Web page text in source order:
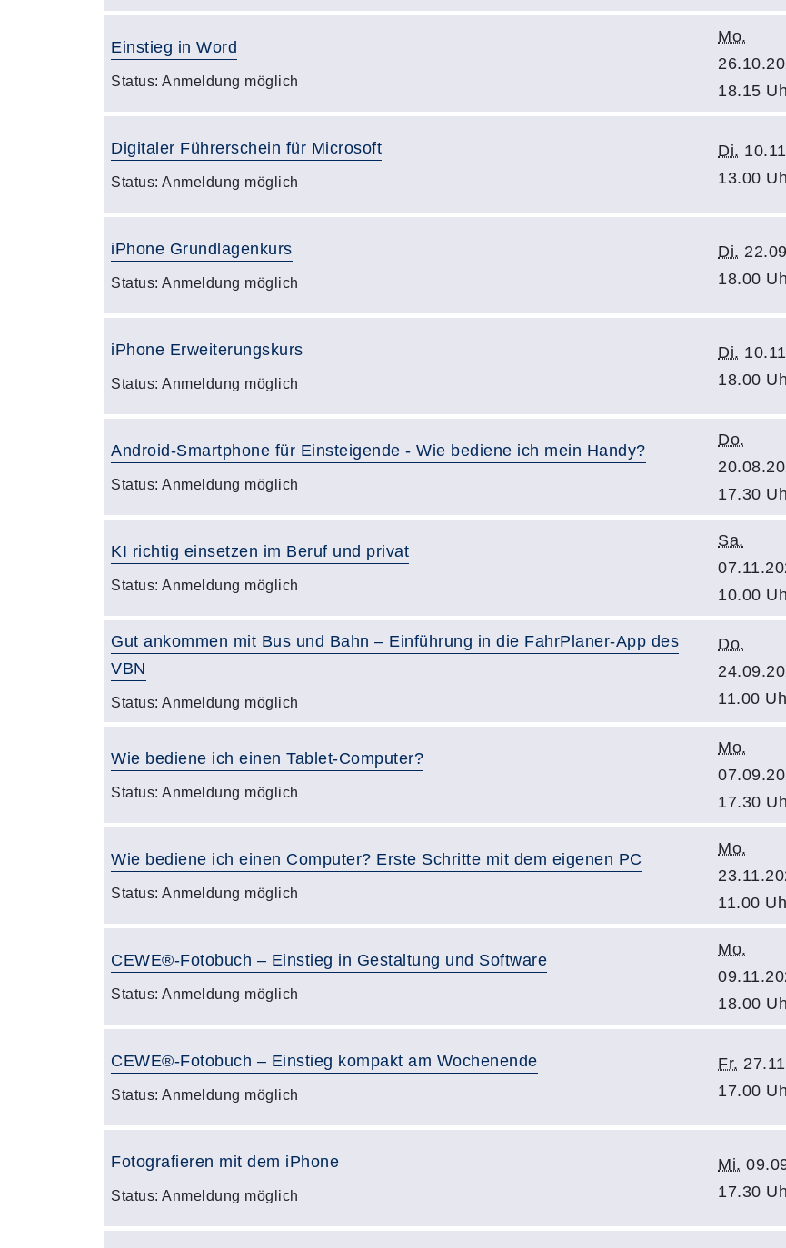
Einstieg in Word
Status: Anmeldung möglich
Mo.
18.15
Digitaler Führerschein für Microsoft
Status: Anmeldung möglich
Di.
13.00
iPhone Grundlagenkurs
Status: Anmeldung möglich
Di.
18.00
iPhone Erweiterungskurs
Status: Anmeldung möglich
Di.
18.00
Android-Smartphone für Einsteigende - Wie bediene ich mein Handy?
Status: Anmeldung möglich
Do.
17.30
KI richtig einsetzen im Beruf und privat
Status: Anmeldung möglich
Sa.
10.00
Gut ankommen mit Bus und Bahn – Einführung in die FahrPlaner-App des
VBN
Status: Anmeldung möglich
Do.
11.00
Wie bediene ich einen Tablet-Computer?
Status: Anmeldung möglich
Mo.
17.30
Wie bediene ich einen Computer? Erste Schritte mit dem eigenen PC
Status: Anmeldung möglich
Mo.
11.00
CEWE®-Fotobuch – Einstieg in Gestaltung und Software
Status: Anmeldung möglich
Mo.
18.00
CEWE®-Fotobuch – Einstieg kompakt am Wochenende
Status: Anmeldung möglich
Fr.
17.00
Fotografieren mit dem iPhone
Status: Anmeldung möglich
Mi.
17.30